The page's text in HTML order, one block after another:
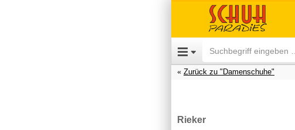
Zurück zu "Damenschuhe"
Rieker